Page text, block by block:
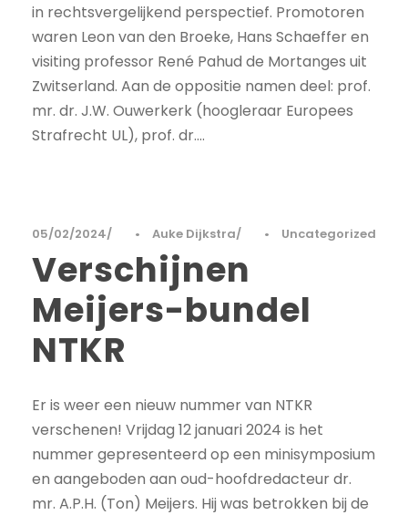
in rechtsvergelijkend perspectief. Promotoren
waren Leon van den Broeke, Hans Schaeffer en
visiting professor René Pahud de Mortanges uit
Zwitserland. Aan de oppositie namen deel: prof.
mr. dr. J.W. Ouwerkerk (hoogleraar Europees
Strafrecht UL), prof. dr....
05/02/2024 • Auke Dijkstra • Uncategorized
Verschijnen
Meijers-bundel
NTKR
Er is weer een nieuw nummer van NTKR
verschenen! Vrijdag 12 januari 2024 is het
nummer gepresenteerd op een minisymposium
en aangeboden aan oud-hoofdredacteur dr.
mr. A.P.H. (Ton) Meijers. Hij was betrokken bij de